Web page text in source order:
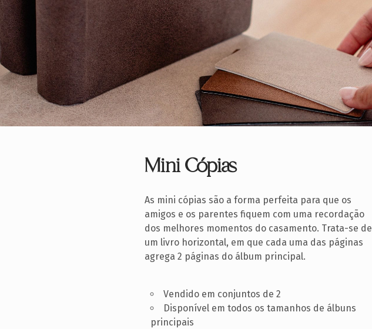
Mini Cópias
As mini cópias são a forma perfeita para que os
amigos e os parentes fiquem com uma recordação
dos melhores momentos do casamento. Trata-se de
um livro horizontal, em que cada uma das páginas
agrega 2 páginas do álbum principal.
Vendido em conjuntos de 2
Disponível em todos os tamanhos de álbuns
principais